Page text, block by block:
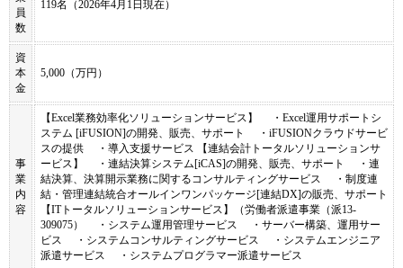
員
数
119名（2026年4月1日現在）
資
本
金
5,000（万円）
事
業
内
容
【Excel業務効率化ソリューションサービス】 ・Excel運用サポートシ
ステム [iFUSION]の開発、販売、サポート ・iFUSIONクラウドサービ
スの提供 ・導入支援サービス 【連結会計トータルソリューションサ
ービス】 ・連結決算システム[iCAS]の開発、販売、サポート ・連
結決算、決算開示業務に関するコンサルティングサービス ・制度連
結・管理連結統合オールインワンパッケージ[連結DX]の販売、サポート
【ITトータルソリューションサービス】（労働者派遣事業（派13-
309075） ・システム運用管理サービス ・サーバー構築、運用サー
ビス ・システムコンサルティングサービス ・システムエンジニア
派遣サービス ・システムプログラマー派遣サービス